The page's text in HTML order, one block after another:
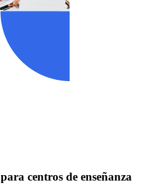
centros de enseñanza